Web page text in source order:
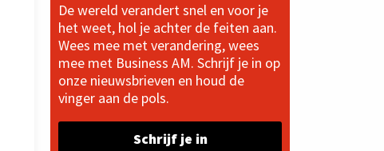
De wereld verandert snel en voor je
het weet, hol je achter de feiten aan.
Wees mee met verandering, wees
mee met Business AM. Schrijf je in op
onze nieuwsbrieven en houd de
vinger aan de pols.
Schrijf je in